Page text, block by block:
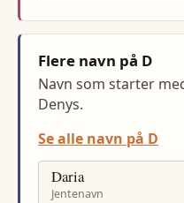
Flere navn på D
Navn som starter
Denys.
Se alle navn på D
Daria
Jentenavn